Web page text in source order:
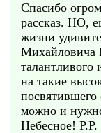
Спасибо
рассказ. НО,
жизни
Михайловича
талантливого
на такие
посвятившего
можно и
Небесное! Р.Р.